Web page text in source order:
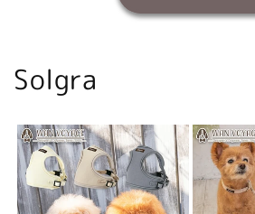
Solgra